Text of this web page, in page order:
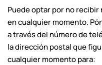
Puede optar por no
en cualquier momento.
a través del número de
la dirección postal que
cualquier momento para: